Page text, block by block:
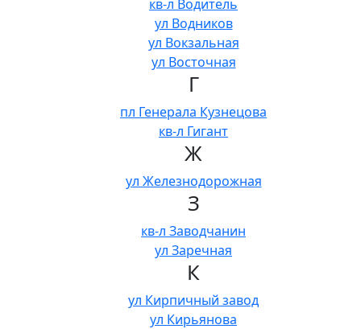
кв-л Водитель
ул Водников
ул Вокзальная
ул Восточная
Г
пл Генерала Кузнецова
кв-л Гигант
Ж
ул Железнодорожная
З
кв-л Заводчанин
ул Заречная
К
ул Кирпичный завод
ул Кирьянова